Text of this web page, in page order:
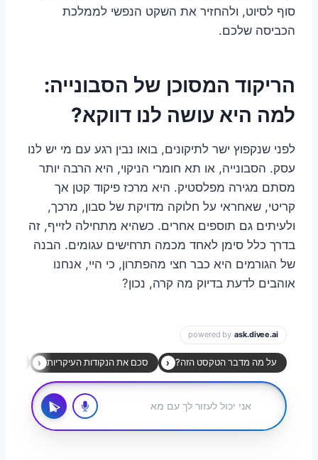
סוף לסיוט, ולהחזיר את השקט הנפשי לממלכת
הכביסה שלכם.
הריקוד המסוכן של הסבונייה:
למה היא עושה לנו דווקא?
לפני שנקפוץ ישר לתיקונים, בואו נבין רגע עם מי יש לנו
עסק. הסבונייה, או תא חומרי הניקוי, היא הרבה יותר
מסתם מגירה מפלסטיק. היא מרכז פיקוד קטן אך
קריטי, שאחראי על חלוקה מדויקת של סבון, מרכך,
ולעיתים גם תוספים אחרים. כשהיא מתחילה לזייף, זה
בדרך כלל סימן לאחד מכמה תרחישים עגומים. הבנה
של הגורמים היא כבר חצי מהפתרון, כי היי, אנחנו
אוהבים לדעת בדיוק מה קרה, נכון?